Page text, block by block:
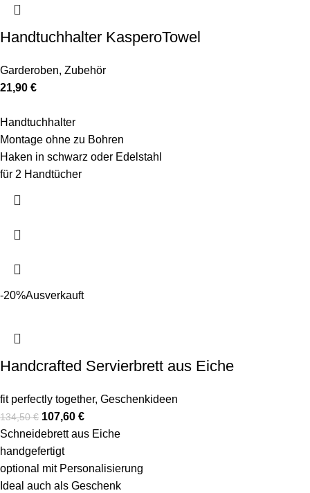
Handtuchhalter KasperoTowel
Garderoben, Zubehör
21,90 €
Handtuchhalter
Montage ohne zu Bohren
Haken in schwarz oder Edelstahl
für 2 Handtücher
-20%Ausverkauft
Handcrafted Servierbrett aus Eiche
fit perfectly together, Geschenkideen
134,50€ 107,60 €
Schneidebrett aus Eiche
handgefertigt
optional mit Personalisierung
Ideal auch als Geschenk